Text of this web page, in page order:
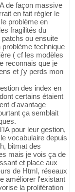
de façon massive
en fait régler le
problème en
fragilités du
ou ensuite
technique
( cf les modèles
reconnais que je
et j'y perds mon
des index en
certains étaient
d'avantage
ça semblait
pour leur gestion,
vocabulaire depuis
bitmat des
mais je vois ça de
et place aux
de Html, réseaux
améliorer l'existant
la prolifération